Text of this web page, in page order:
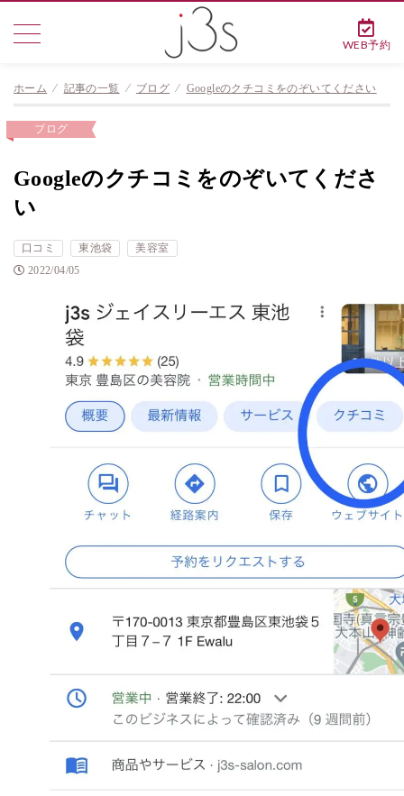
WEB予約
ホーム ⁄ 記事の一覧 ⁄ ブログ ⁄ Googleのクチコミをのぞいてください
ブログ
Googleのクチコミをのぞいてくださ
い
口コミ 東池袋
美容室
2022/04/05